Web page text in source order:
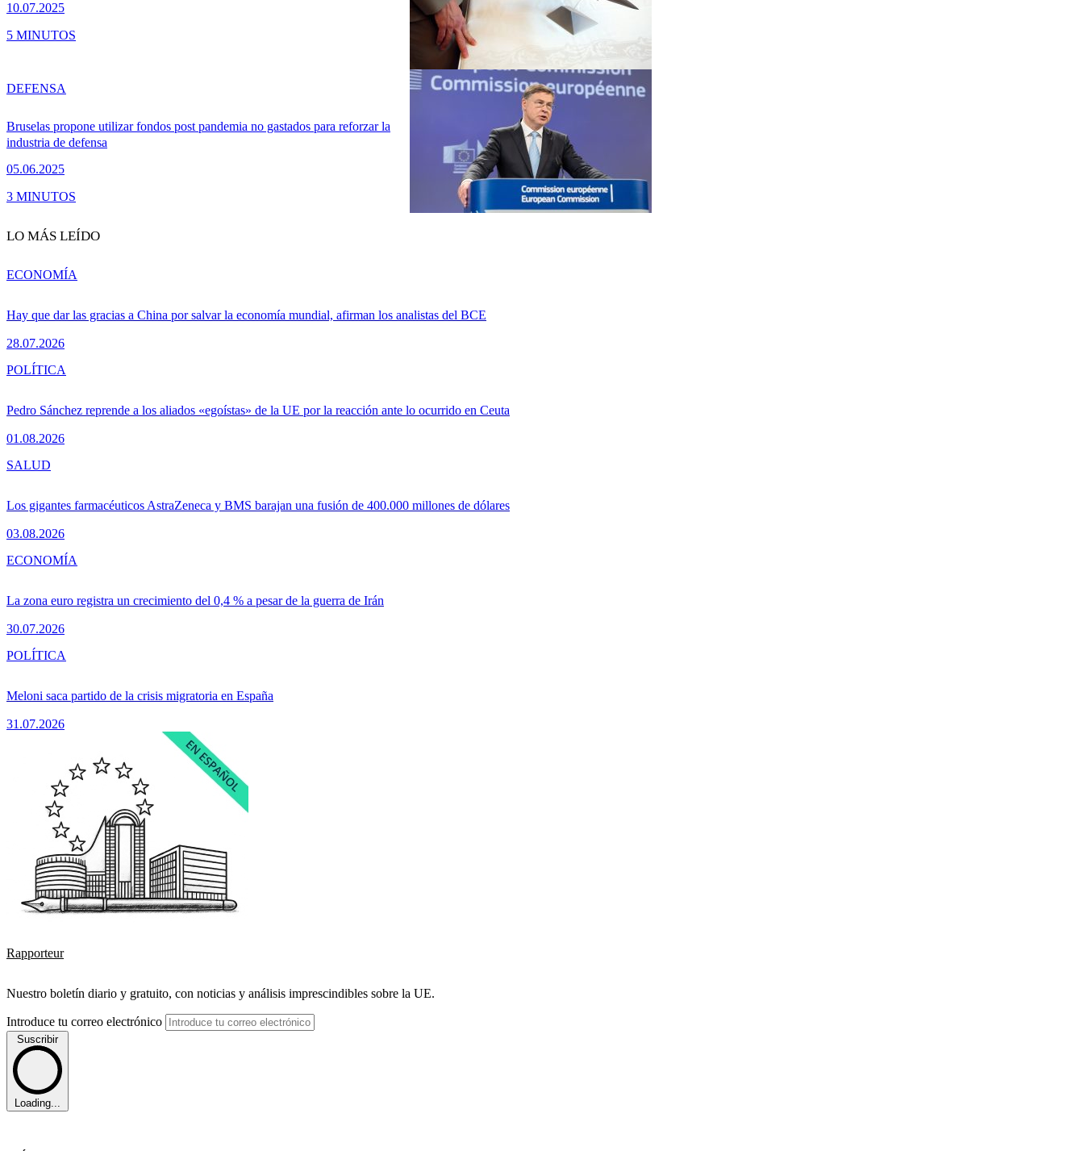
10.07.2025
5 MINUTOS
Bruselas propone utilizar fondos post pandemia no gastados para reforzar la
industria de defensa
05.06.2025
DEFENSA
3 MINUTOS
LO MÁS LEÍDO
Hay que dar las gracias a China por salvar la economía mundial, afirman los analistas del BCE
28.07.2026
ECONOMÍA
Pedro Sánchez reprende a los aliados «egoístas» de la UE por la reacción ante lo ocurrido en Ceuta
01.08.2026
POLÍTICA
Los gigantes farmacéuticos AstraZeneca y BMS barajan una fusión de 400.000 millones de dólares
03.08.2026
SALUD
La zona euro registra un crecimiento del 0,4 % a pesar de la guerra de Irán
30.07.2026
ECONOMÍA
Meloni saca partido de la crisis migratoria en España
31.07.2026
POLÍTICA
Rapporteur
Nuestro boletín diario y gratuito, con noticias y análisis imprescindibles sobre la UE.
Introduce tu correo electrónico
Suscribir
Loading...